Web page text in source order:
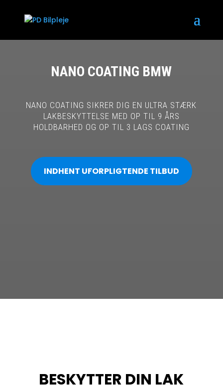
NANO COATING BMW
NANO COATING SIKRER DIG EN ULTRA STÆRK
LAKBESKYTTELSE MED OP TIL 9 ÅRS
HOLDBARHED OG OP TIL 3 LAGS COATING
INDHENT UFORPLIGTENDE TILBUD
BESKYTTER DIN LAK